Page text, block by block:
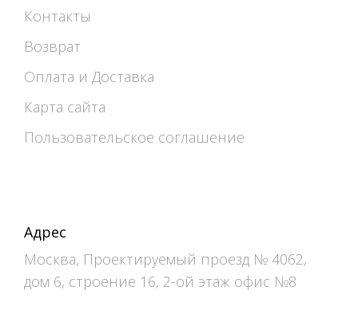
Контакты
Возврат
Оплата и Доставка
Карта сайта
Пользовательское соглашение
Адрес
Москва, Проектируемый проезд № 4062,
дом 6, строение 16, 2-ой этаж офис №8